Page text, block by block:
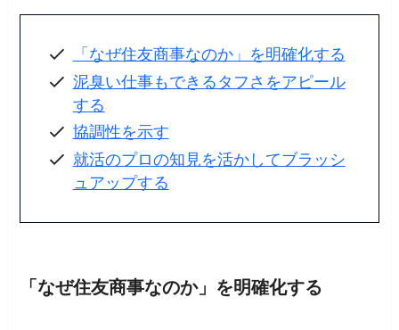
「なぜ住友商事なのか」を明確化する
泥臭い仕事もできるタフさをアピール
する
協調性を示す
就活のプロの知見を活かしてブラッシ
ュアップする
「なぜ住友商事なのか」を明確化する